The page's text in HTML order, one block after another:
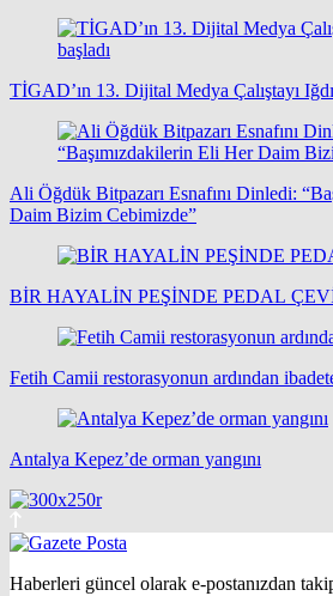
TİGAD’ın 13. Dijital Medya Çalıştayı
Ali Öğdük Bitpazarı Esnafını Dinledi:
Daim Bizim Cebimizde”
BİR HAYALİN PEŞİNDE PEDAL
Fetih Camii restorasyonun ardından
Antalya Kepez’de orman yangını
Haberleri güncel olarak e-postanızdan